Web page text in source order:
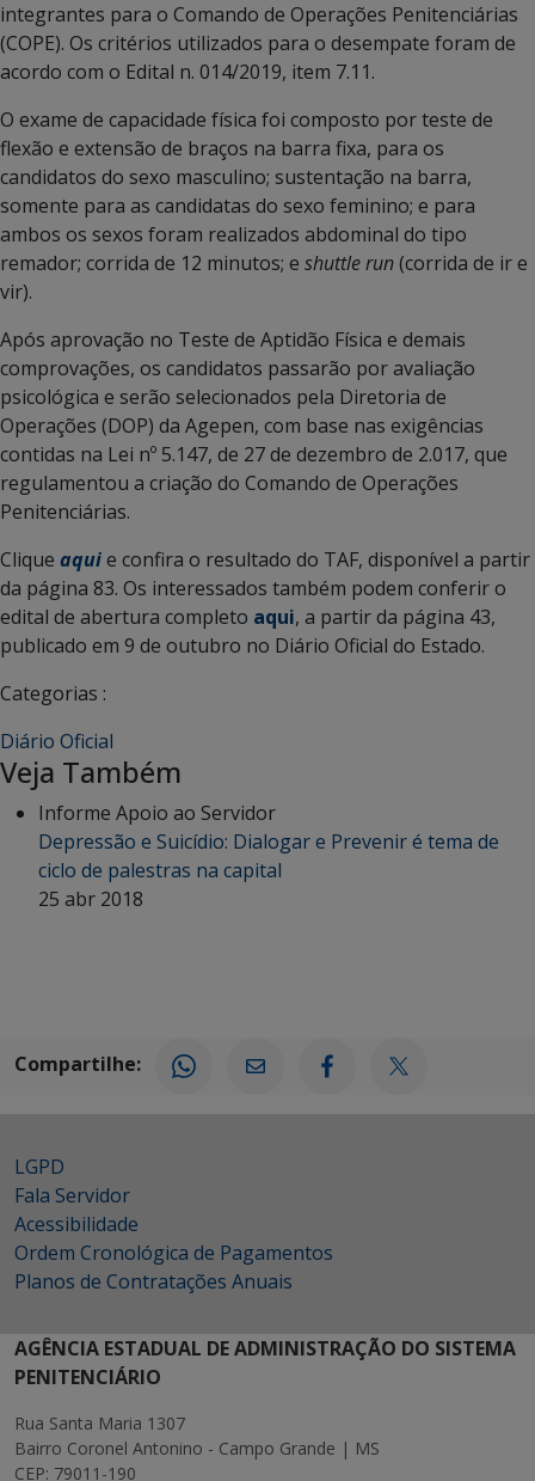
integrantes para o Comando de Operações Penitenciárias
(COPE). Os critérios utilizados para o desempate foram de
acordo com o Edital n. 014/2019, item 7.11.
O exame de capacidade física foi composto por teste de
flexão e extensão de braços na barra fixa, para os
candidatos do sexo masculino; sustentação na barra,
somente para as candidatas do sexo feminino; e para
ambos os sexos foram realizados abdominal do tipo
remador; corrida de 12 minutos; e shuttle run(corrida de ir e
vir).
Após aprovação no Teste de Aptidão Física e demais
comprovações, os candidatos passarão por avaliação
psicológica e serão selecionados pela Diretoria de
Operações (DOP) da Agepen, com base nas exigências
contidas na Lei nº 5.147, de 27 de dezembro de 2.017, que
regulamentou a criação do Comando de Operações
Penitenciárias.
Clique aquie confira o resultado do TAF, disponível a partir
da página 83. Os interessados também podem conferir o
edital de abertura completo aqui, a partir da página 43,
publicado em 9 de outubro no Diário Oficial do Estado.
Categorias :
Diário Oficial
Veja Também
Informe Apoio ao Servidor
Depressão e Suicídio: Dialogar e Prevenir é tema de
ciclo de palestras na capital
25 abr 2018
Compartilhe:
LGPD
Fala Servidor
Acessibilidade
Ordem Cronológica de Pagamentos
Planos de Contratações Anuais
AGÊNCIA ESTADUAL DE ADMINISTRAÇÃO DO SISTEMA
PENITENCIÁRIO
Rua Santa Maria 1307
Bairro Coronel Antonino - Campo Grande | MS
CEP: 79011-190